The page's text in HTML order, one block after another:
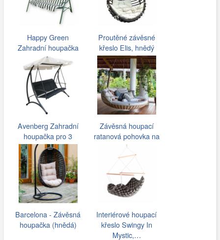
Happy Green
Zahradní houpačka
Stripy II
Proutěné závěsné
křeslo Elis, hnědý
rám/krémový…
Avenberg Zahradní
houpačka pro 3
osoby Aruba
Závěsná houpací
ratanová pohovka na
verandě
Barcelona - Závěsná
houpačka (hnědá)
Interiérové houpací
křeslo Swingy In
Mystic,…